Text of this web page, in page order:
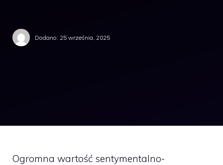
Dodano: 25 września, 2025
Ogromna wartość sentymentalno-